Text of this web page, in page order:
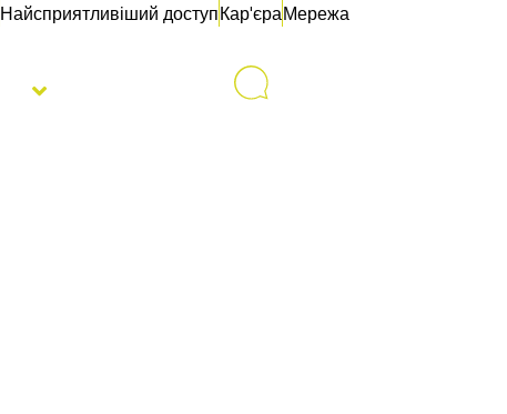
Найсприятливіший доступКар'єраМережа